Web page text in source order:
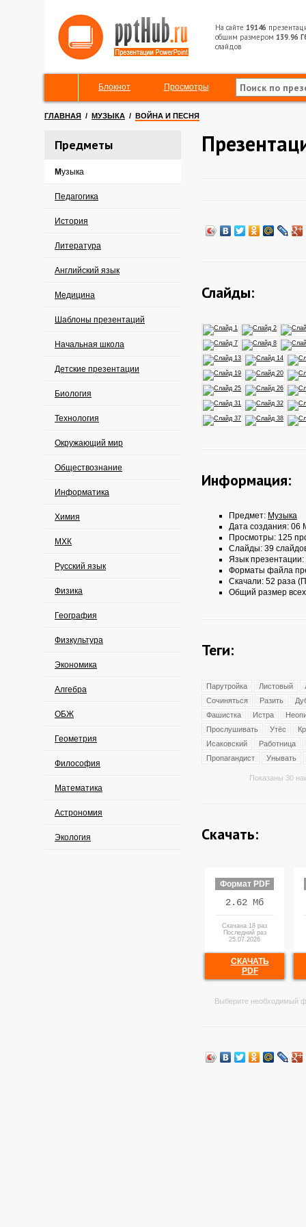
На сайте 19146
общим размером 139.96
слайдов
Блокнот Просмотры
ГЛАВНАЯ / МУЗЫКА / ВОЙНА И ПЕСНЯ
Предметы
Музыка
Педагогика
История
Литература
Английский язык
Медицина
Шаблоны презентаций
Начальная школа
Детские презентации
Биология
Технология
Окружающий мир
Обществознание
Информатика
Химия
МХК
Русский язык
Физика
География
Физкультура
Экономика
Алгебра
ОБЖ
Геометрия
Философия
Математика
Астрономия
Экология
Слайды:
Информация:
Предмет: Музыка
Дата создания: 06
Просмотры: 125
Слайды: 39
Язык презентации:
Форматы файла
Скачали: 52 раза
Общий размер
Теги:
Парутройка Листовый
Сочиняться
Разить
Фашистка
Истра
Прослушивать
Утёс
Исаковский
Работница
Пропагандист
Унывать
Показаны 30
Скачать:
Формат PDF
2.62 Мб
Скачана 18 раз
Последний раз
25.07.2026
СКАЧАТЬ
PDF
Выберите необходимый